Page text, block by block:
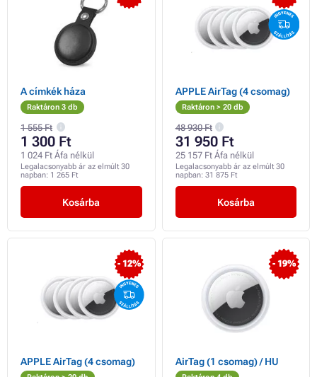
A címkék háza
Raktáron 3 db
1 555 Ft
1 300 Ft
1 024 Ft Áfa nélkül
Legalacsonyabb ár az elmúlt 30
napban: 1 265 Ft
Kosárba
APPLE AirTag (4 csomag)
Raktáron > 20 db
48 930 Ft
31 950 Ft
25 157 Ft Áfa nélkül
Legalacsonyabb ár az elmúlt 30
napban: 31 875 Ft
Kosárba
- 12%
APPLE AirTag (4 csomag)
- 19%
AirTag (1 csomag) / HU